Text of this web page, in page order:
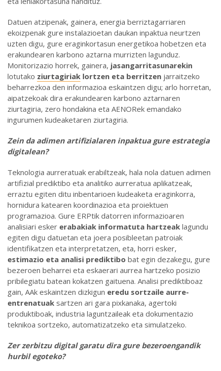
Datuen atzipenak, gainera, energia berriztagarriaren
ekoizpenak gure instalazioetan daukan inpaktua neurtzen
uzten digu, gure eraginkortasun energetikoa hobetzen eta
erakundearen karbono aztarna murrizten lagunduz.
Monitorizazio horrek, gainera, jasangarritasunarekin
lotutako ziurtagiriak lortzen eta berritzen jarraitzeko
beharrezkoa den informazioa eskaintzen digu; arlo horretan,
aipatzekoak dira erakundearen karbono aztarnaren
ziurtagiria, zero hondakina eta AENORek emandako
ingurumen kudeaketaren ziurtagiria.
Zein da adimen artifizialaren inpaktua gure estrategia
digitalean?
Teknologia aurreratuak erabiltzeak, hala nola datuen adimen
artifizial prediktibo eta analitiko aurreratua aplikatzeak,
erraztu egiten ditu inbentarioen kudeaketa eraginkorra,
hornidura katearen koordinazioa eta proiektuen
programazioa. Gure ERPtik datorren informazioaren
analisiari esker erabakiak informatuta hartzeak lagundu
egiten digu datuetan eta joera posibleetan patroiak
identifikatzen eta interpretatzen, eta, horri esker,
estimazio eta analisi prediktibo bat egin dezakegu, gure
bezeroen beharrei eta eskaerari aurrea hartzeko posizio
pribilegiatu batean kokatzen gaituena. Analisi prediktiboaz
gain, AAk eskaintzen dizkigun eredu sortzaile aurre-
entrenatuak sartzen ari gara pixkanaka, agertoki
produktiboak, industria laguntzaileak eta dokumentazio
teknikoa sortzeko, automatizatzeko eta simulatzeko.
Zer zerbitzu digital garatu dira gure bezeroengandik
hurbil egoteko?